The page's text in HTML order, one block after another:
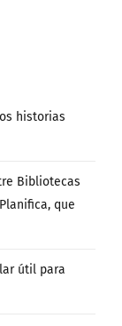
historias
Bibliotecas
que
útil para